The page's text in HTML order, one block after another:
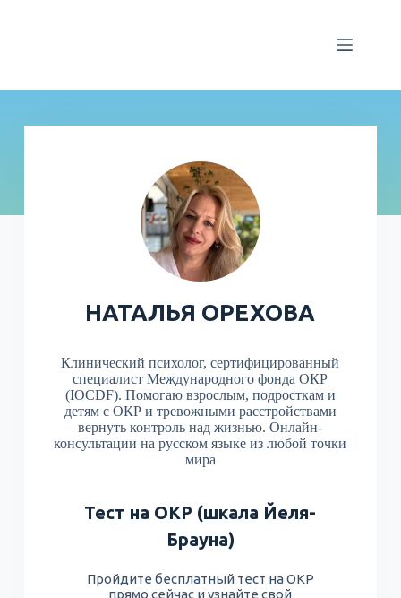
НАТАЛЬЯ ОРЕХОВА
Клинический психолог, сертифицированный
специалист Международного фонда ОКР
(IOCDF). Помогаю взрослым, подросткам и
детям с ОКР и тревожными расстройствами
вернуть контроль над жизнью. Онлайн-
консультации на русском языке из любой точки
мира
Тест на ОКР (шкала Йеля-
Брауна)
Пройдите бесплатный тест на ОКР
прямо сейчас и узнайте свой